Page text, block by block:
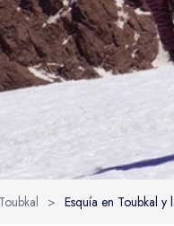
> Esquía en Toubkal